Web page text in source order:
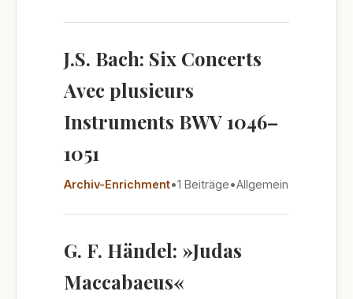
J.S. Bach: Six Concerts
Avec plusieurs
Instruments BWV 1046–
1051
Archiv-Enrichment•1 Beiträge•Allgemein
G. F. Händel: »Judas
Maccabaeus«